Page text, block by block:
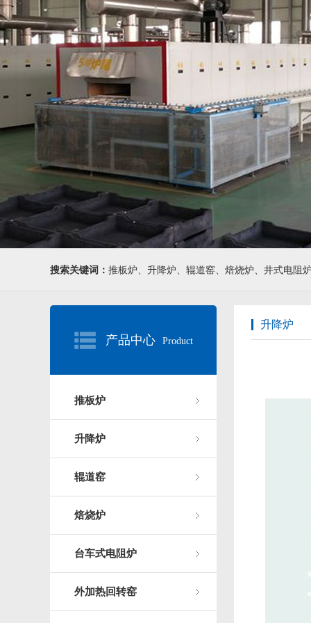
搜索关键词： 推板炉、升降炉、辊道窑、焙烧炉、井式电阻
产品中心 Product
推板炉
升降炉
辊道窑
焙烧炉
台车式电阻炉
外加热回转窑
升降炉